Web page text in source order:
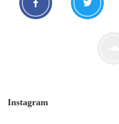
Instagram